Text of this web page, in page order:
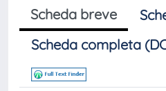
Scheda breve
Scheda completa